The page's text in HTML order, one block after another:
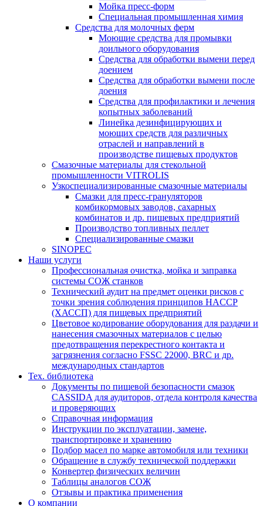
Мойка пресс-форм
Специальная промышленная химия
Средства для молочных ферм
Моющие средства для промывки
доильного оборудования
Средства для обработки вымени перед
доением
Средства для обработки вымени после
доения
Средства для профилактики и лечения
копытных заболеваний
Линейка дезинфицирующих и
моющих средств для различных
отраслей и направлений в
производстве пищевых продуктов
Смазочные материалы для стекольной
промышленности VITROLIS
Узкоспециализированные смазочные материалы
Смазки для пресс-грануляторов
комбикормовых заводов, сахарных
комбинатов и др. пищевых предприятий
Производство топливных пеллет
Специализированные смазки
SINOPEC
Наши услуги
Профессиональная очистка, мойка и заправка
системы СОЖ станков
Технический аудит на предмет оценки рисков с
точки зрения соблюдения принципов HACCP
(ХАССП) для пищевых предприятий
Цветовое кодирование оборудования для раздачи и
нанесения смазочных материалов с целью
предотвращения перекрестного контакта и
загрязнения согласно FSSC 22000, BRC и др.
международных стандартов
Тех. библиотека
Документы по пищевой безопасности смазок
CASSIDA для аудиторов, отдела контроля качества
и проверяющих
Справочная информация
Инструкции по эксплуатации, замене,
транспортировке и хранению
Подбор масел по марке автомобиля или техники
Обращение в службу технической поддержки
Конвертер физических величин
Таблицы аналогов СОЖ
Отзывы и практика применения
О компании